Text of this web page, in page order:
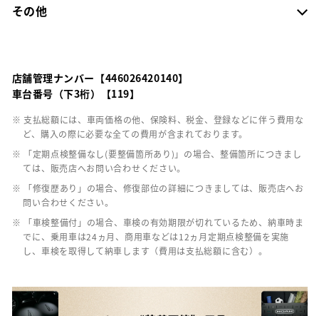
その他
店舗管理ナンバー【446026420140】
車台番号（下3桁）【119】
※ 支払総額には、車両価格の他、保険料、税金、登録などに伴う費用な
ど、購入の際に必要な全ての費用が含まれております。
※ 「定期点検整備なし(要整備箇所あり)」の場合、整備箇所につきまし
ては、販売店へお問い合わせください。
※ 「修復歴あり」の場合、修復部位の詳細につきましては、販売店へお
問い合わせください。
※ 「車検整備付」の場合、車検の有効期限が切れているため、納車時ま
でに、乗用車は24ヵ月、商用車などは12ヵ月定期点検整備を実施
し、車検を取得して納車します（費用は支払総額に含む）。